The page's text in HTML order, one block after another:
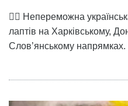
👉🏻 Непереможна
лаптів на Харківському,
Слов’янському напрямках.